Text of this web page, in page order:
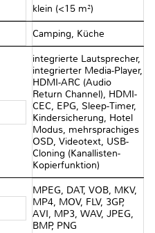
klein (<15 m²)
Camping, Küche
integrierte Lautsprecher,
integrierter Media-Player,
HDMI-ARC (Audio
Return Channel), HDMI-
CEC, EPG, Sleep-Timer,
Kindersicherung, Hotel
Modus, mehrsprachiges
OSD, Videotext, USB-
Cloning (Kanallisten-
Kopierfunktion)
MPEG, DAT, VOB, MKV,
MP4, MOV, FLV, 3GP,
AVI, MP3, WAV, JPEG,
BMP, PNG